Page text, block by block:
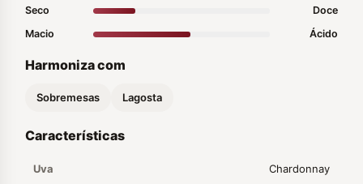
Seco
Doce
Macio
Ácido
Harmoniza com
Sobremesas Lagosta
Características
Uva Chardonnay